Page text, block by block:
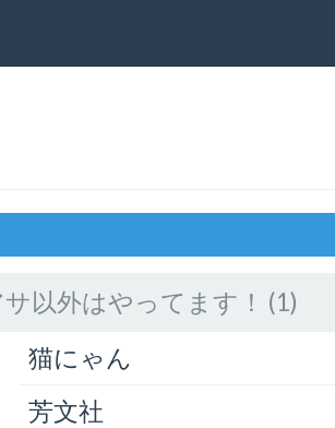
以外はやってます！ (1)
猫にゃん
芳文社